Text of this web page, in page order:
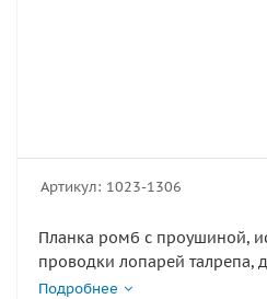
Артикул: 1023-1306
Планка ромб с проушиной,
проводки лопарей талрепа,
стоячего такелажа или
Подробнее